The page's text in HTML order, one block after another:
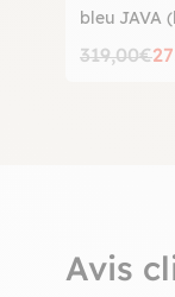
bleu JAVA
319,00€
Avis